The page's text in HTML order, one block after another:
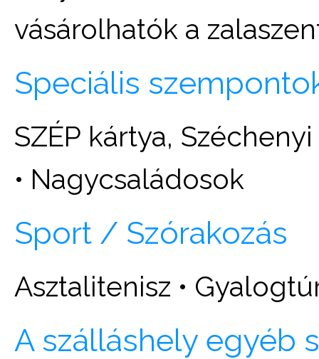
vásárolhatók a
Speciális
SZÉP kártya,
• Nagycsaládosok
Sport / Szórakozás
Asztalitenisz •
A szálláshely egyéb